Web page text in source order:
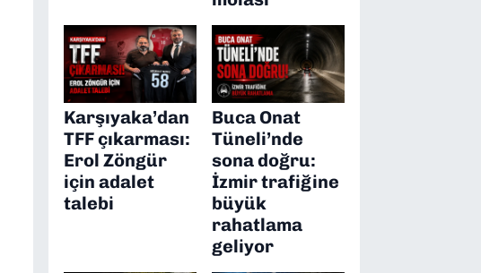
Karşıyaka’dan
TFF çıkarması:
Erol Zöngür
için adalet
talebi
Buca Onat
Tüneli’nde
sona doğru:
İzmir trafiğine
büyük
rahatlama
geliyor